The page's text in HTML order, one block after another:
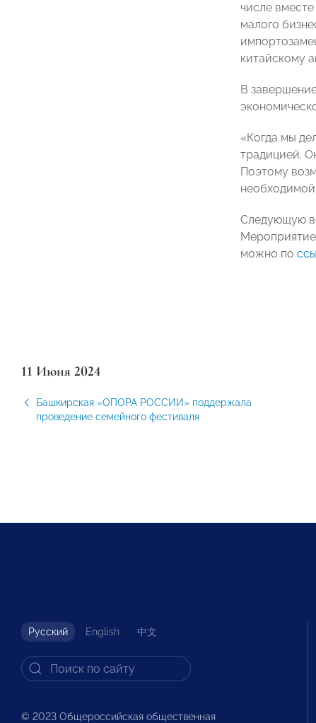
числе
малого
китайскому
В
«Когда мы
традицией.
Поэтому
Следующую
Мероприятие
можно по
11 Июня 2024
Башкирская «ОПОРА РОССИИ» поддержала
проведение семейного фестиваля
Русский English 中文
© 2023 Общероссийская общественная